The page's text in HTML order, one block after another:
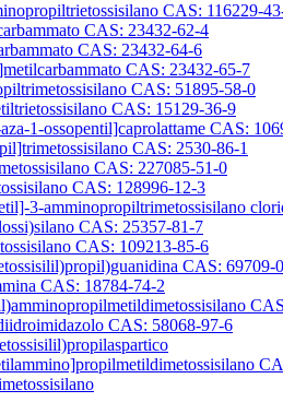
CAS: 116229-
CAS: 23432-62-4
CAS: 23432-64-6
CAS: 23432-65-7
CAS: 51895-58-0
CAS: 15129-36-9
1-ossopentil]caprolattame CAS:
CAS: 2530-86-1
CAS: 227085-51-0
CAS: 128996-12-3
3-amminopropiltrimetossisilano
CAS: 25357-81-7
CAS: 109213-85-6
CAS: 69709-
CAS: 18784-74-2
CAS: 58068-97-6